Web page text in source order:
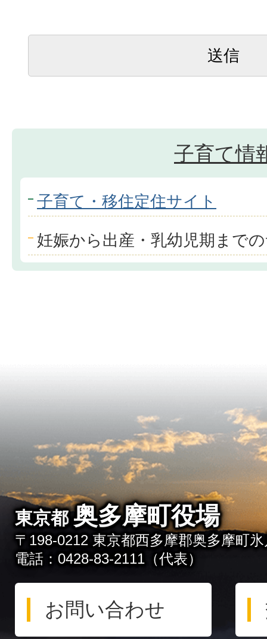
子育て情
子育て・移住定住サイト
妊娠から出産・乳幼児期まで
東京都 奥多摩町役場
〒198-0212 東京都西多摩郡奥多摩町
電話：0428-83-2111（代表）
お問い合わせ